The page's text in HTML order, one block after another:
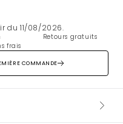
COMMANDE
du 11/08/2026.
frais
Retours gratuits